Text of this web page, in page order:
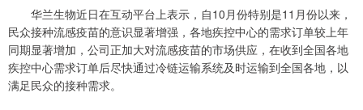
华兰生物近日在互动平台上表示，自10月份特别是11月份以来，
民众接种流感疫苗的意识显著增强，各地疾控中心的需求订单较上年
同期显著增加，公司正加大对流感疫苗的市场供应，在收到全国各地
疾控中心需求订单后尽快通过冷链运输系统及时运输到全国各地，以
满足民众的接种需求。